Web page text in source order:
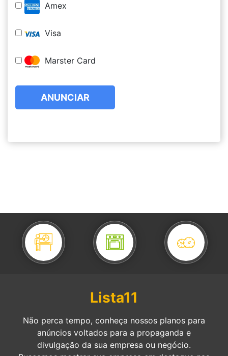
Amex
Visa
Marster Card
ANUNCIAR
Lista11
Não perca tempo, conheça nossos planos para
anúncios voltados para a propaganda e
divulgação da sua empresa ou negócio.